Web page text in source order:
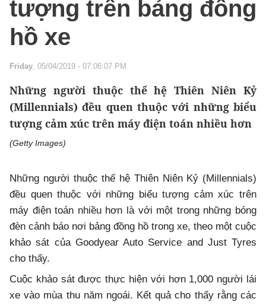
tượng trên bảng đồng
hồ xe
Friday, 05/04/2019 - 07:06:07 PM
Những người thuộc thế hệ Thiên Niên Kỷ
(Millennials) đều quen thuộc với những biểu
tượng cảm xúc trên máy điện toán nhiều hơn
(Getty Images)
Những người thuộc thế hệ Thiên Niên Kỷ (Millennials)
đều quen thuộc với những biểu tượng cảm xúc trên
máy điện toán nhiều hơn là với một trong những bóng
đèn cảnh báo nơi bảng đồng hồ trong xe, theo một cuộc
khảo sát của Goodyear Auto Service and Just Tyres
cho thấy.
Cuộc khảo sát được thực hiện với hơn 1,000 người lái
xe vào mùa thu năm ngoái. Kết quả cho thấy rằng các